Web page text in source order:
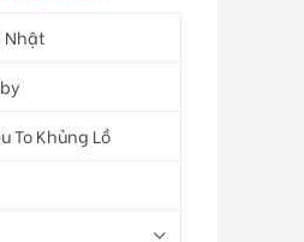
Nhật
To Khủng Lồ